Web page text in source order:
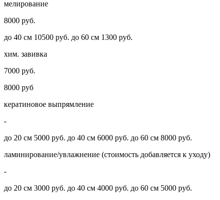
мелирование
8000 руб.
до 40 см 10500 руб. до 60 см 1300 руб.
хим. завивка
7000 руб.
8000 руб
кератиновое выпрямление
-
до 20 см 5000 руб. до 40 см 6000 руб. до 60 см 8000 руб.
ламинирование/увлажнение (стоимость добавляется к уходу)
-
до 20 см 3000 руб. до 40 см 4000 руб. до 60 см 5000 руб.